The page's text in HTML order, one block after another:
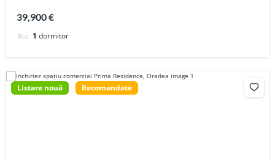
39,900 €
1 dormitor
Listare nouă Recomandate